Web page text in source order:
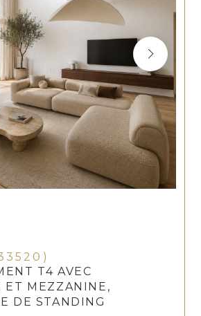
T4 AVEC
ET MEZZANINE,
DE STANDING